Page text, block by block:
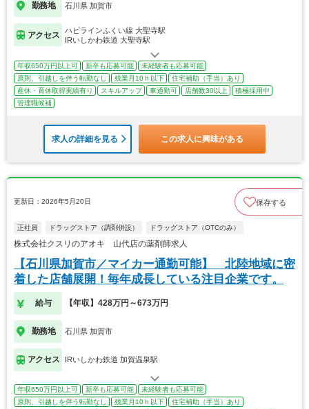
勤務地 石川県 加賀市
アクセス
ハピラインふくい線 大聖寺駅
IRいしかわ鉄道 大聖寺駅
年収650万円以上可 新卒も応募可能
未経験者も応募可能
原則、引越しを伴う転勤なし
残業月10ｈ以下
住宅補助（手当）あり
産休・育休取得実績有り
スキルアップ 車通勤可 店舗数30以上
積極採用中
管理職候補
求人の詳細を見る この求人に興味がある
更新日：2026年5月20日 保存する
正社員 ドラッグストア（調剤併設） ドラッグストア（OTCのみ）
株式会社クスリのアオキ 山代店の薬剤師求人
【石川県加賀市／マイカー通勤可能】 北陸地域に密
着した店舗展開！毎年成長している注目企業です。
給与 【年収】428万円～673万円
勤務地 石川県 加賀市
アクセス IRいしかわ鉄道 加賀温泉駅
年収650万円以上可 新卒も応募可能
未経験者も応募可能
原則、引越しを伴う転勤なし
残業月10ｈ以下
住宅補助（手当）あり